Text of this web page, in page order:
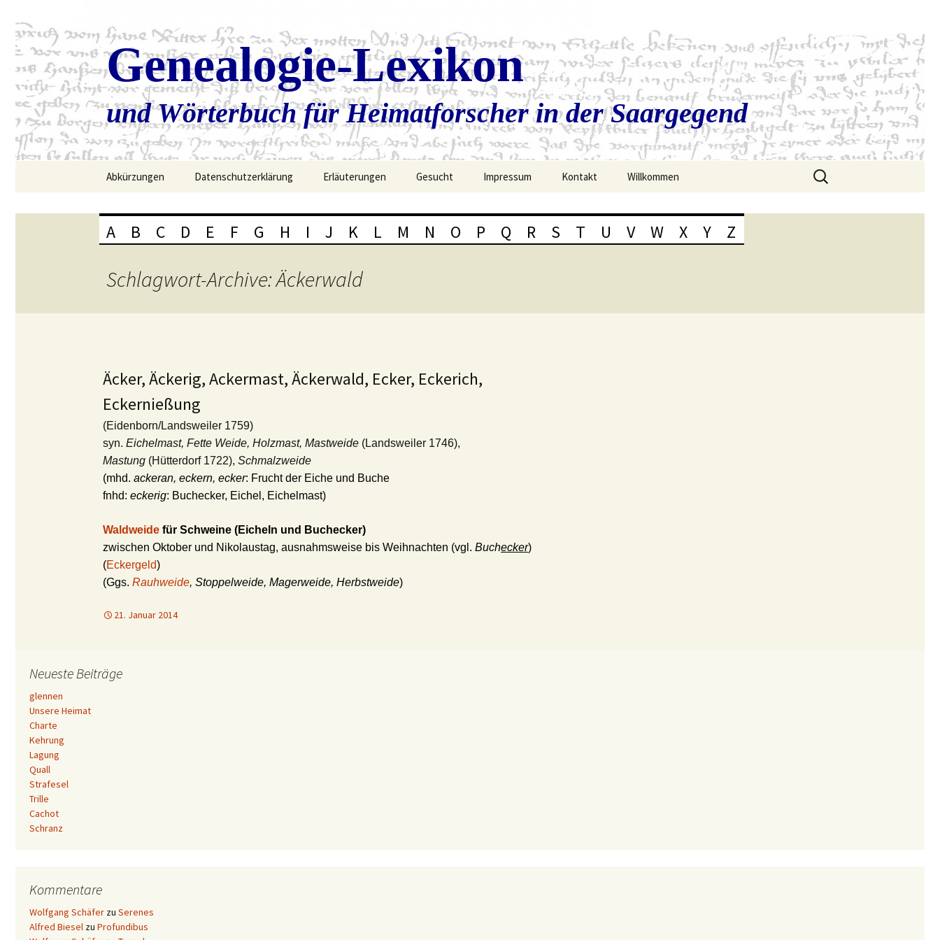
Genealogie-Lexikon
und Wörterbuch für Heimatforscher in der Saargegend
Abkürzungen Datenschutzerklärung Erläuterungen Gesucht Impressum Kontakt Willkommen
Suchen
nach:
A B C D E F G H I J K L M N O P Q R S T U V W X Y Z
Schlagwort-Archive: Äckerwald
Äcker, Äckerig, Ackermast, Äckerwald, Ecker, Eckerich,
Eckernießung
(Eidenborn/Landsweiler 1759)
syn. Eichelmast, Fette Weide, Holzmast, Mastweide (Landsweiler 1746),
Mastung (Hütterdorf 1722), Schmalzweide
(mhd. ackeran, eckern, ecker: Frucht der Eiche und Buche
fnhd: eckerig: Buchecker, Eichel, Eichelmast)
Waldweide für Schweine (Eicheln und Buchecker)
zwischen Oktober und Nikolaustag, ausnahmsweise bis Weihnachten (vgl. Buchecker)
(Eckergeld)
(Ggs. Rauhweide, Stoppelweide, Magerweide, Herbstweide)
21. Januar 2014
Neueste Beiträge
glennen
Unsere Heimat
Charte
Kehrung
Lagung
Quall
Strafesel
Trille
Cachot
Schranz
Kommentare
Wolfgang Schäfer zu Serenes
Alfred Biesel zu Profundibus